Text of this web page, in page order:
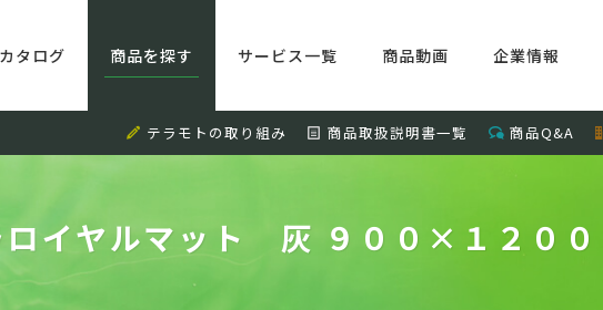
タログ 商品を探す サービス一覧 商品動画 企業情報
テラモトの取り組み 商品取扱説明書一覧 商品Q&A
ロイヤルマット 灰 ９００×１２００